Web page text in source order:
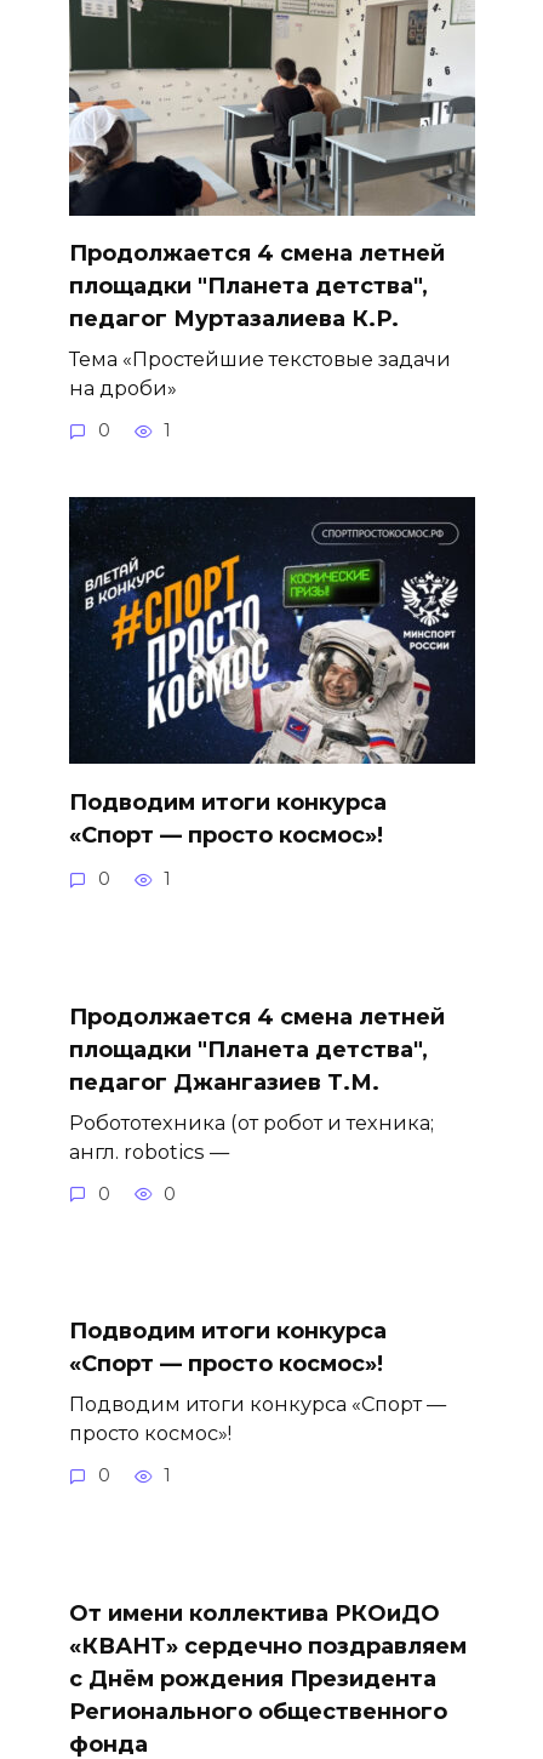
Продолжается 4 смена летней
площадки "Планета детства",
педагог Муртазалиева К.Р.
Тема «Простейшие текстовые задачи
на дроби»
0 1
Подводим итоги конкурса
«Спорт — просто космос»!
0 1
Продолжается 4 смена летней
площадки "Планета детства",
педагог Джангазиев Т.М.
Робототехника (от робот и техника;
англ. robotics —
0 0
Подводим итоги конкурса
«Спорт — просто космос»!
Подводим итоги конкурса «Спорт —
просто космос»!
0 1
От имени коллектива РКОиДО
«КВАНТ» сердечно поздравляем
с Днём рождения Президента
Регионального общественного
фонда